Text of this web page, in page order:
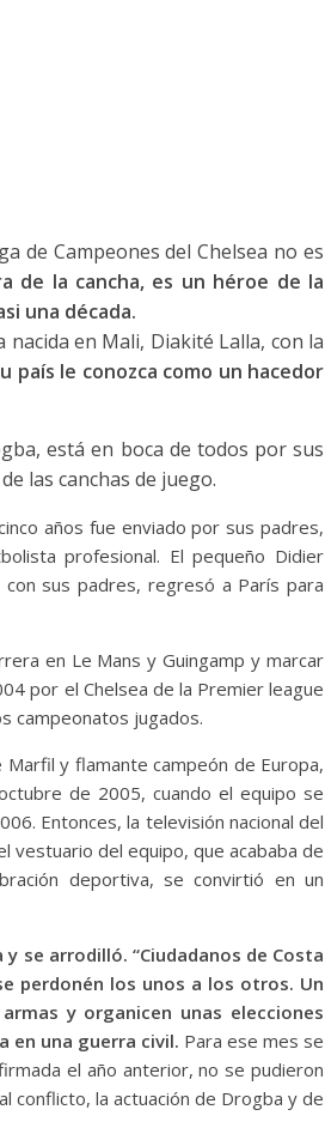
de Campeones del Chelsea no es
de la cancha, es un héroe de la
una década.
en Mali, Diakité Lalla, con la
país le conozca como un hacedor
está en boca de todos por sus
las canchas de juego.
años fue enviado por sus padres,
profesional. El pequeño Didier
sus padres, regresó a París para
en Le Mans y Guingamp y marcar
por el Chelsea de la Premier league
campeonatos jugados.
y flamante campeón de Europa,
de 2005, cuando el equipo se
Entonces, la televisión nacional del
vestuario del equipo, que acababa de
deportiva, se convirtió en un
se arrodilló. “Ciudadanos de Costa
perdonén los unos a los otros. Un
y organicen unas elecciones
en una guerra civil. Para ese mes se
el año anterior, no se pudieron
conflicto, la actuación de Drogba y de